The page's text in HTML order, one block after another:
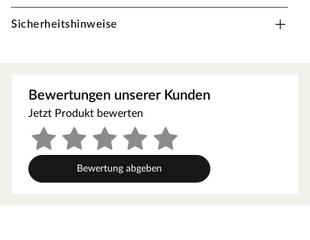
anthrazit
Wänden, Carports, etc.
Einfache Montage
Sicherheitshinweise
Bewertungen unserer Kunden
Jetzt Produkt bewerten
Bewertung abgeben